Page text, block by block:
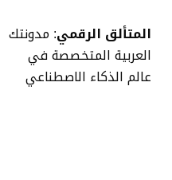
المتألق الرقمي: مدونتك
العربية المتخصصة في
عالم الذكاء الاصطناعي